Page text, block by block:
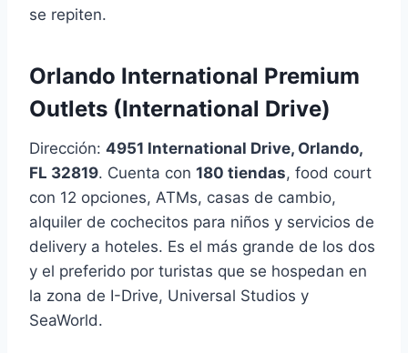
se repiten.
Orlando International Premium
Outlets (International Drive)
Dirección: 4951 International Drive, Orlando,
FL 32819. Cuenta con 180 tiendas, food court
con 12 opciones, ATMs, casas de cambio,
alquiler de cochecitos para niños y servicios de
delivery a hoteles. Es el más grande de los dos
y el preferido por turistas que se hospedan en
la zona de I-Drive, Universal Studios y
SeaWorld.